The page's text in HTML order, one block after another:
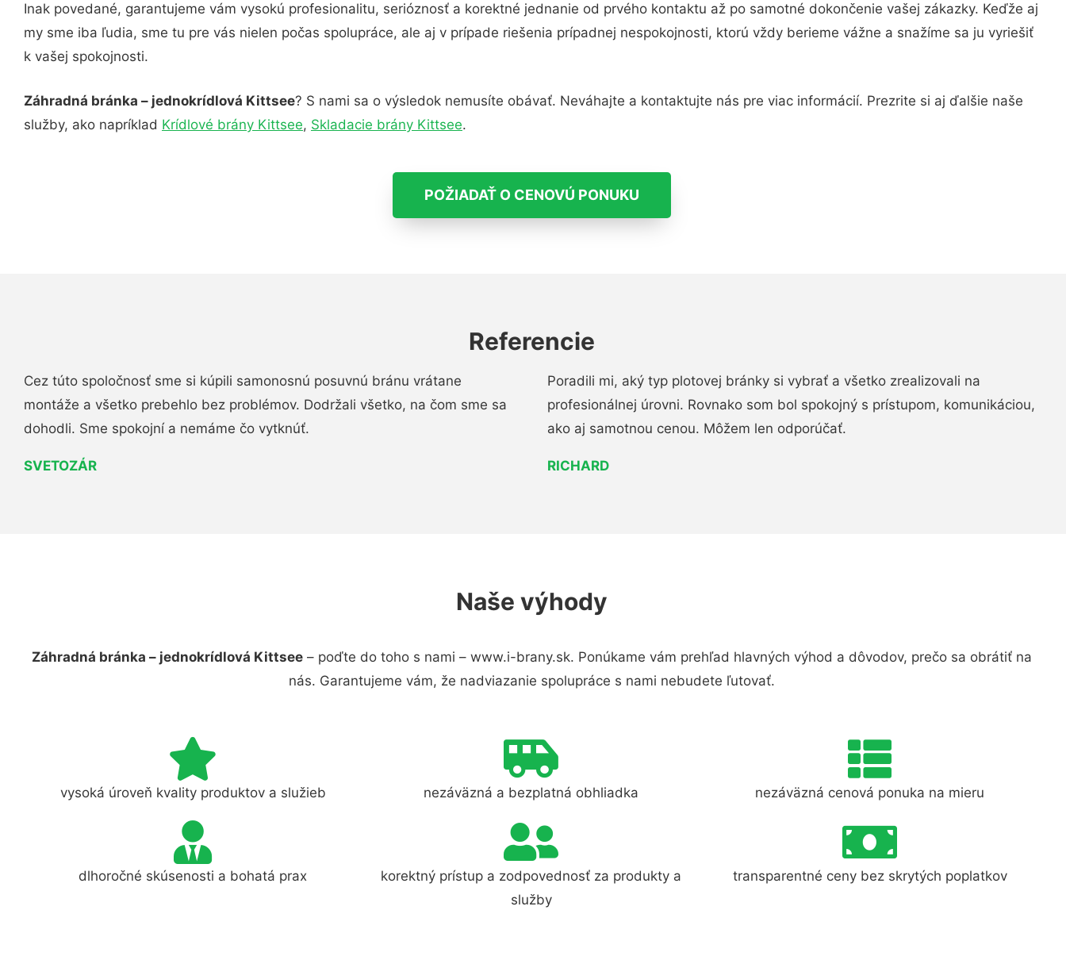
Inak povedané, garantujeme vám vysokú profesionalitu, serióznosť a korektné jednanie od prvého kontaktu až po samotné dokončenie vašej zákazky. Keďže aj
my sme iba ľudia, sme tu pre vás nielen počas spolupráce, ale aj v prípade riešenia prípadnej nespokojnosti, ktorú vždy berieme vážne a snažíme sa ju vyriešiť
k vašej spokojnosti.
Záhradná bránka – jednokrídlová Kittsee? S nami sa o výsledok nemusíte obávať. Neváhajte a kontaktujte nás pre viac informácií. Prezrite si aj ďalšie naše
služby, ako napríklad Krídlové brány Kittsee, Skladacie brány Kittsee.
POŽIADAŤ O CENOVÚ PONUKU
Referencie
Cez túto spoločnosť sme si kúpili samonosnú posuvnú bránu vrátane
montáže a všetko prebehlo bez problémov. Dodržali všetko, na čom sme sa
dohodli. Sme spokojní a nemáme čo vytknúť.
SVETOZÁR
Poradili mi, aký typ plotovej bránky si vybrať a všetko zrealizovali na
profesionálnej úrovni. Rovnako som bol spokojný s prístupom, komunikáciou,
ako aj samotnou cenou. Môžem len odporúčať.
RICHARD
Naše výhody
Záhradná bránka – jednokrídlová Kittsee– poďte do toho s nami – www.i-brany.sk. Ponúkame vám prehľad hlavných výhod a dôvodov, prečo sa obrátiť na
nás. Garantujeme vám, že nadviazanie spolupráce s nami nebudete ľutovať.
vysoká úroveň kvality produktov a služieb nezáväzná a bezplatná obhliadka nezáväzná cenová ponuka na mieru
dlhoročné skúsenosti a bohatá prax
korektný prístup a zodpovednosť za produkty a
služby
transparentné ceny bez skrytých poplatkov